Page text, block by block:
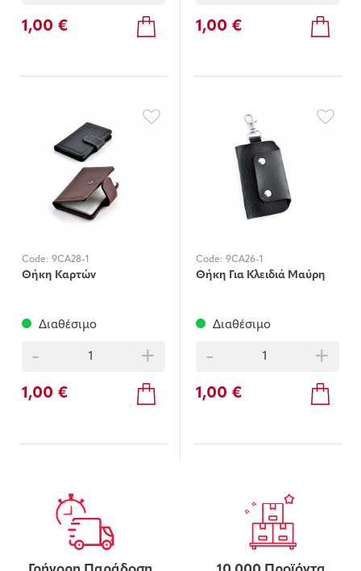
1,00 € 1,00 €
Code: 9CA28-1
Θήκη Καρτών
Διαθέσιμο
- +
1,00 €
Code: 9CA26-1
Θήκη Για Κλειδιά Μαύρη
Διαθέσιμο
- +
1,00 €